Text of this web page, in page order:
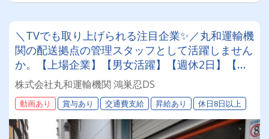
＼TVでも取り上げられる注目企業✨／丸和運輸機
関の配送拠点の管理スタッフとして活躍しません
か。【上場企業】【男女活躍】【週休2日】【待
遇面充実】安定した環境＆収入をお約束《賞与年
2回》《退職金あり》《平均月収25万円》
株式会社丸和運輸機関 鴻巣忍DS
動画あり 賞与あり 交通費支給 昇給あり 休日8日以上